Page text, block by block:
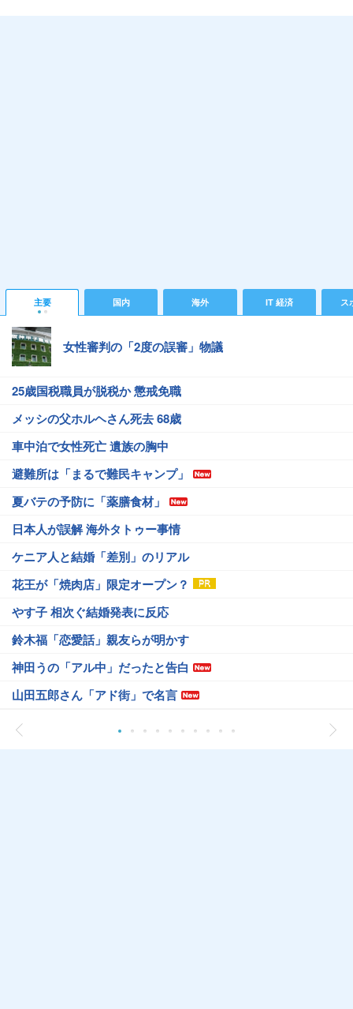
主要 国内 海外 IT 経済 ス
女性審判の「2度の誤審」物議
25歳国税職員が脱税か 懲戒免職
メッシの父ホルヘさん死去 68歳
車中泊で女性死亡 遺族の胸中
避難所は「まるで難民キャンプ」
夏バテの予防に「薬膳食材」
日本人が誤解 海外タトゥー事情
ケニア人と結婚「差別」のリアル
花王が「焼肉店」限定オープン？
やす子 相次ぐ結婚発表に反応
鈴木福「恋愛話」親友らが明かす
神田うの「アル中」だったと告白
山田五郎さん「アド街」で名言